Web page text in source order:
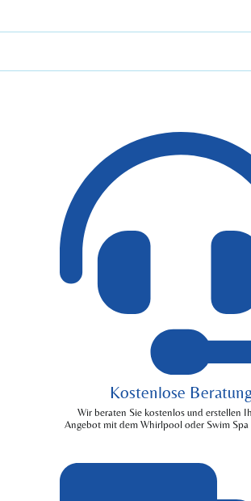
Kostenlose Beratung
Wir beraten Sie kostenlos und erstellen
Angebot mit dem Whirlpool oder Swim Spa